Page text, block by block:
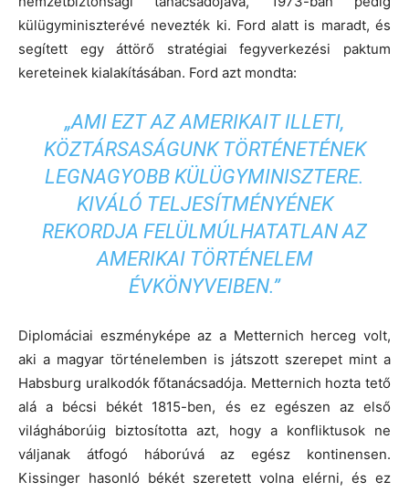
külügyminiszterévé nevezték ki. Ford alatt is maradt, és
segített egy áttörő stratégiai fegyverkezési paktum
kereteinek kialakításában. Ford azt mondta:
„AMI EZT AZ AMERIKAIT ILLETI,
KÖZTÁRSASÁGUNK TÖRTÉNETÉNEK
LEGNAGYOBB KÜLÜGYMINISZTERE.
KIVÁLÓ TELJESÍTMÉNYÉNEK
REKORDJA FELÜLMÚLHATATLAN AZ
AMERIKAI TÖRTÉNELEM
ÉVKÖNYVEIBEN.”
Diplomáciai eszményképe az a Metternich herceg volt,
aki a magyar történelemben is játszott szerepet mint a
Habsburg uralkodók főtanácsadója. Metternich hozta tető
alá a bécsi békét 1815-ben, és ez egészen az első
világháborúig biztosította azt, hogy a konfliktusok ne
váljanak átfogó háborúvá az egész kontinensen.
Kissinger hasonló békét szeretett volna elérni, és ez